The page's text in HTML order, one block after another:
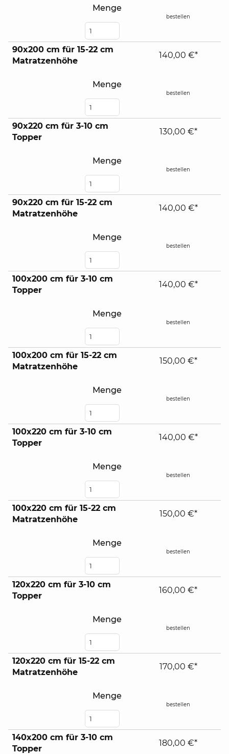
Menge
bestellen
90x200 cm für 15-22 cm
Matratzenhöhe
Menge
140,00 €*
bestellen
90x220 cm für 3-10 cm
Topper
Menge
130,00 €*
bestellen
90x220 cm für 15-22 cm
Matratzenhöhe
Menge
140,00 €*
bestellen
100x200 cm für 3-10 cm
Topper
Menge
140,00 €*
bestellen
100x200 cm für 15-22 cm
Matratzenhöhe
Menge
150,00 €*
bestellen
100x220 cm für 3-10 cm
Topper
Menge
140,00 €*
bestellen
100x220 cm für 15-22 cm
Matratzenhöhe
Menge
150,00 €*
bestellen
120x220 cm für 3-10 cm
Topper
Menge
160,00 €*
bestellen
120x220 cm für 15-22 cm
Matratzenhöhe
Menge
170,00 €*
bestellen
140x200 cm für 3-10 cm
Topper
180,00 €*